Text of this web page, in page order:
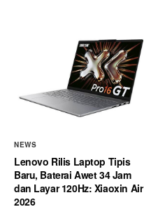
NEWS
Lenovo Rilis Laptop Tipis
Baru, Baterai Awet 34 Jam
dan Layar 120Hz: Xiaoxin Air
2026